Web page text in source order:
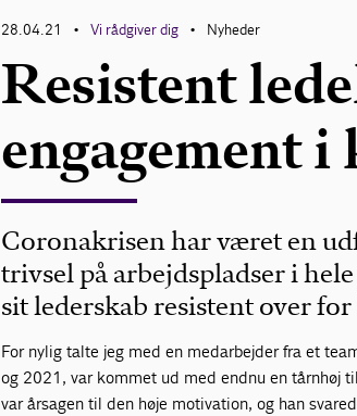
28.04.21 • Vi rådgiver dig • Nyheder
Resistent
engagement
Coronakrisen har været en
trivsel på arbejdspladser i
sit lederskab resistent over
For nylig talte jeg med en medarbejder fra et
og 2021, var kommet ud med endnu en tårnhøj
var årsagen til den høje motivation, og han